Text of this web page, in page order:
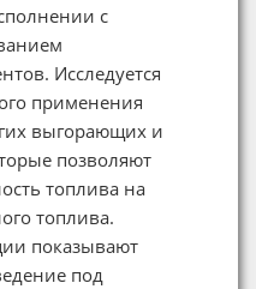
с
Исследуется
применения
выгорающих и
позволяют
топлива на
топлива.
показывают
под